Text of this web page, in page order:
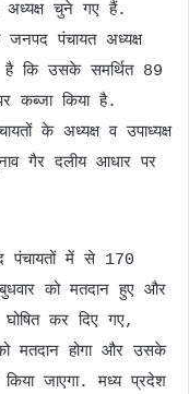
अध्यक्ष चुने गए हैं.
पंचायत अध्यक्ष
है कि उसके समर्थित 89
कब्जा किया है.
के अध्यक्ष व उपाध्यक्ष
गैर दलीय आधार पर
पंचायतों में से 170
को मतदान हुए और
कर दिए गए,
मतदान होगा और उसके
किया जाएगा. मध्य प्रदेश